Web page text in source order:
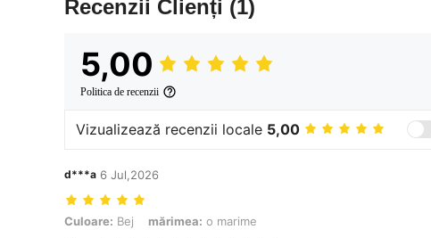
Recenzii Clienți (1)
5,00
Politica de recenzii
Vizualizează recenzii locale 5,00
d***a 6 Jul,2026
Culoare: Bej, mărimea: o marime
Culoare: Bej mărimea: o marime